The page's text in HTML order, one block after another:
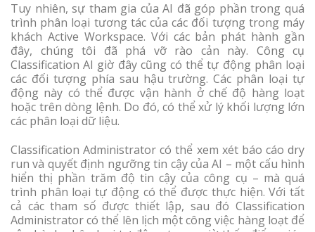
Tuy nhiên, sự tham gia của AI đã góp phần trong quá
trình phân loại tương tác của các đối tượng trong máy
khách Active Workspace. Với các bản phát hành gần
đây, chúng tôi đã phá vỡ rào cản này. Công cụ
Classification AI giờ đây cũng có thể tự động phân loại
các đối tượng phía sau hậu trường. Các phân loại tự
động này có thể được vận hành ở chế độ hàng loạt
hoặc trên dòng lệnh. Do đó, có thể xử lý khối lượng lớn
các phân loại dữ liệu.
Classification Administrator có thể xem xét báo cáo dry
run và quyết định ngưỡng tin cậy của AI – một cấu hình
hiển thị phần trăm độ tin cậy của công cụ – mà quá
trình phân loại tự động có thể được thực hiện. Với tất
cả các tham số được thiết lập, sau đó Classification
Administrator có thể lên lịch một công việc hàng loạt để